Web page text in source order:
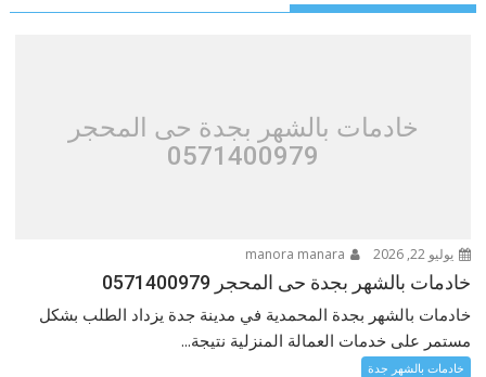
خادمات بالشهر بجدة حى المحجر
0571400979
يوليو 22, 2026
خادمات بالشهر بجدة حى المحجر 0571400979
خادمات بالشهر بجدة المحمدية في مدينة جدة يزداد الطلب بشكل
مستمر على خدمات العمالة المنزلية نتيجة...
خادمات بالشهر جدة